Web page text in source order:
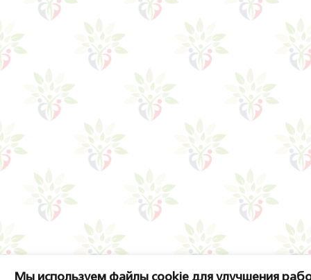
Мы используем файлы cookie для улучшения